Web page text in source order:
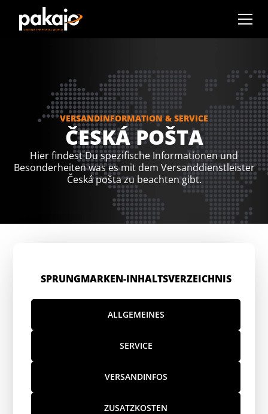
VERSANDINFORMATION & SERVICE
ČESKÁ POŠTA
Hier findest Du spezifische Informationen und
Besonderheiten was es mit dem Versanddienstleister
Česká pošta zu beachten gibt.
SPRUNGMARKEN-INHALTSVERZEICHNIS
ALLGEMEINES
SERVICE
VERSANDINFOS
ZUSATZKOSTEN